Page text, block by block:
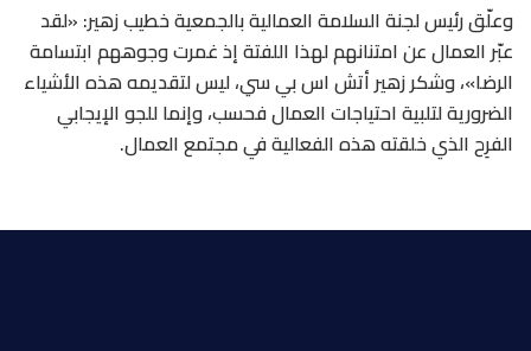
وعلّق رئيس لجنة السلامة العمالية بالجمعية خطيب زهير: «لقد
عبّر العمال عن امتنانهم لهذا اللفتة إذ غمرت وجوههم ابتسامة
الرضا»، وشكر زهير أتش اس بي سي، ليس لتقديمه هذه الأشياء
الضرورية لتلبية احتياجات العمال فحسب، وإنما للجو الإيجابي
الفرِح الذي خلقته هذه الفعالية في مجتمع العمال.